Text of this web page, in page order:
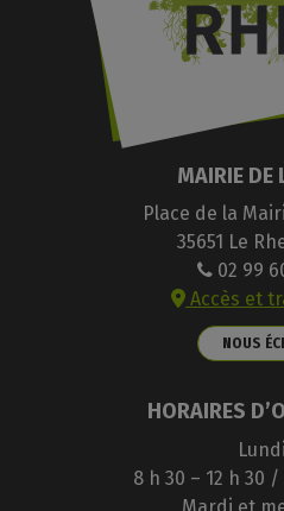
MAIRIE DE
Place de la
35651 Le
02 99
Accès et
NOUS
HORAIRES
8 h 30 – 12 h 30 /
Mardi et